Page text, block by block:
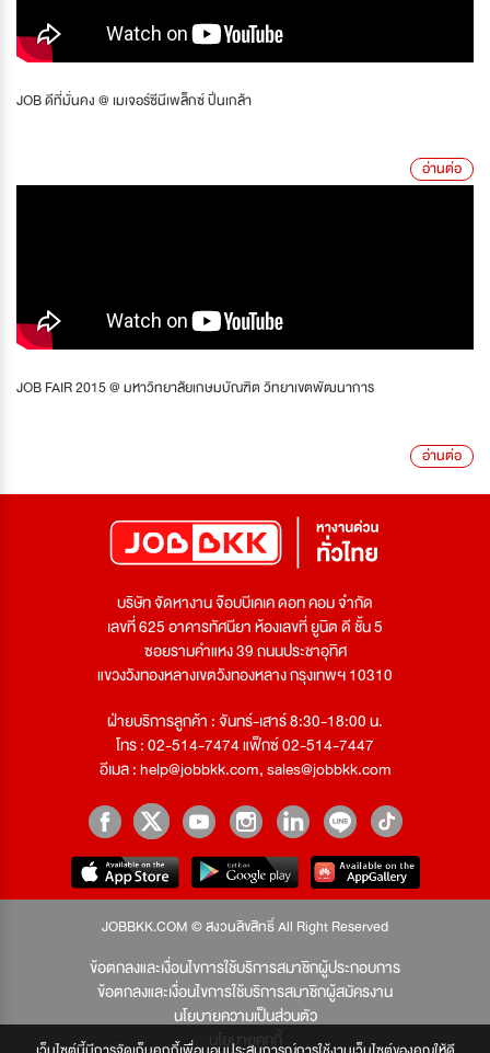
JOB ดีที่มั่นคง @ เมเจอร์ซีนีเพล็กซ์ ปิ่นเกล้า
อ่านต่อ
JOB FAIR 2015 @ มหาวิทยาลัยเกษมบัณฑิต วิทยาเขตพัฒนาการ
อ่านต่อ
บริษัท จัดหางาน จ๊อบบีเคเค ดอท คอม จำกัด
เลขที่ 625 อาคารทัศนียา ห้องเลขที่ ยูนิต ดี ชั้น 5
ซอยรามคำแหง 39 ถนนประชาอุทิศ
แขวงวังทองหลางเขตวังทองหลาง กรุงเทพฯ 10310
ฝ่ายบริการลูกค้า : จันทร์-เสาร์ 8:30-18:00 น.
โทร : 02-514-7474 แฟ็กซ์ 02-514-7447
อีเมล :help@jobbkk.com,sales@jobbkk.com
JOBBKK.COM © สงวนลิขสิทธิ์ All Right Reserved
ข้อตกลงและเงื่อนไขการใช้บริการสมาชิกผู้ประกอบการ
ข้อตกลงและเงื่อนไขการใช้บริการสมาชิกผู้สมัครงาน
นโยบายความเป็นส่วนตัว
นโยบายคุกกี้